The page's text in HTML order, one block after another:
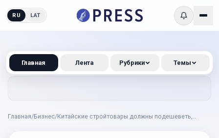
RU LAT
Главная/Бизнес/Китайские стройтовары должны подешеветь,
Главная Лента Рубрики Темы